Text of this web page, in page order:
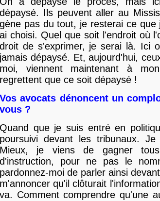
dépaysé. Ils peuvent aller au
gène pas du tout, je resterai ce
ai choisi. Quel que soit l'endroit où
droit de s'exprimer, je serai là. Ici
jamais dépaysé. Et, aujourd'hui,
moi, viennent maintenant à
regrettent que ce soit dépaysé !
Vos avocats dénoncent un
vous ?
Quand que je suis entré en
poursuivi devant les tribunaux.
Mieux, je viens de gagner
d'instruction, pour ne pas le
pardonnez-moi de parler ainsi
m'annoncer qu'il clôturait
va. Comment comprendre qu'une